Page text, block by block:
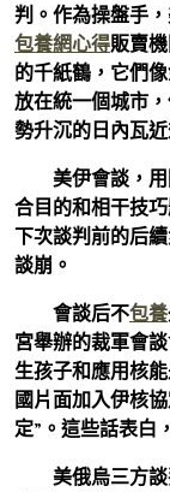
判。作為操盤手
包養網心得販賣
的千紙鶴，它們
放在統一個城市
勢升沉的日內瓦
美伊會談，用
合目的和相干技
下次談判前的后
談崩。
會談后不包養
宮舉辦的裁軍會
生孩子和應用核
國片面加入伊核
定”。這些話表白
美俄烏三方談